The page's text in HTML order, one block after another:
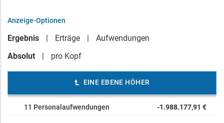
Anzeige-Optionen
Ergebnis Erträge
Aufwendungen
Absolut
pro Kopf
EINE EBENE HÖHER
11 Personalaufwendungen -1.988.177,91 €